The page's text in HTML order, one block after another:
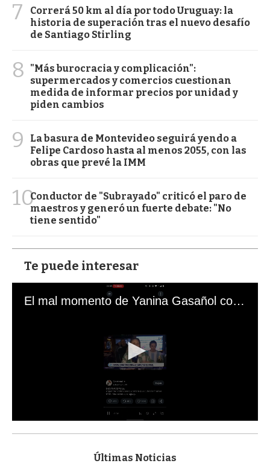
7
Correrá 50 km al día por todo Uruguay: la
historia de superación tras el nuevo desafío
de Santiago Stirling
8
"Más burocracia y complicación":
supermercados y comercios cuestionan
medida de informar precios por unidad y
piden cambios
9
La basura de Montevideo seguirá yendo a
Felipe Cardoso hasta al menos 2055, con las
obras que prevé la IMM
10Conductor de "Subrayado" criticó el paro de
maestros y generó un fuerte debate: "No
tiene sentido"
Te puede interesar
El mal momento de Yanina Gasañol con un hincha argentino en "Subrayado"
s
Últimas Noticias